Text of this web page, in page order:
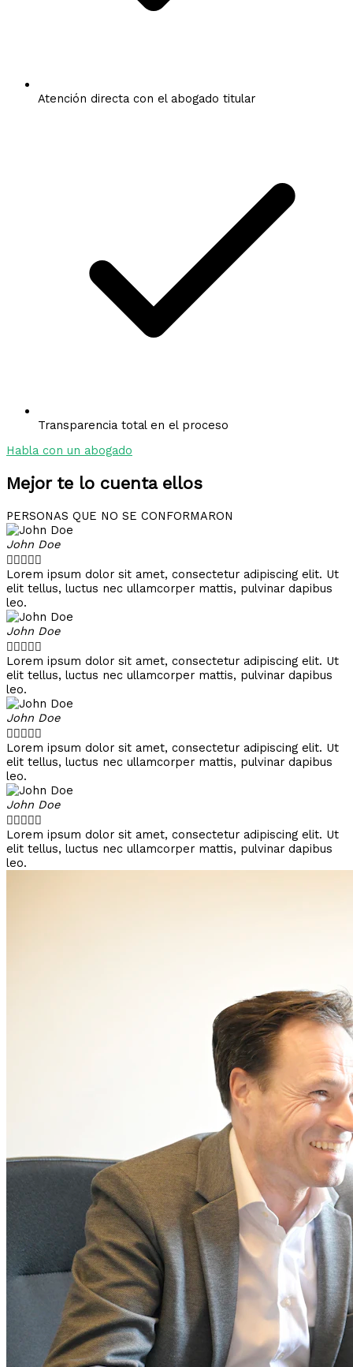
Atención directa con el abogado titular
Transparencia total en el proceso
Habla con un abogado
Mejor te lo cuenta ellos
PERSONAS QUE NO SE CONFORMARON
John Doe

Lorem ipsum dolor sit amet, consectetur adipiscing elit. Ut
elit tellus, luctus nec ullamcorper mattis, pulvinar dapibus
leo.
John Doe

Lorem ipsum dolor sit amet, consectetur adipiscing elit. Ut
elit tellus, luctus nec ullamcorper mattis, pulvinar dapibus
leo.
John Doe

Lorem ipsum dolor sit amet, consectetur adipiscing elit. Ut
elit tellus, luctus nec ullamcorper mattis, pulvinar dapibus
leo.
John Doe

Lorem ipsum dolor sit amet, consectetur adipiscing elit. Ut
elit tellus, luctus nec ullamcorper mattis, pulvinar dapibus
leo.